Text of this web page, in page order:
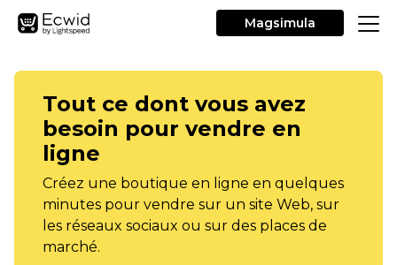
Magsimula
Tout ce dont vous avez
besoin pour vendre en
ligne
Créez une boutique en ligne en quelques
minutes pour vendre sur un site Web, sur
les réseaux sociaux ou sur des places de
marché.